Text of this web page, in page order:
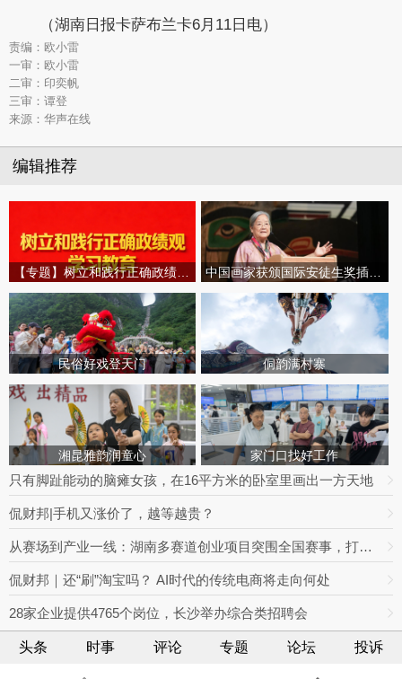
（湖南日报卡萨布兰卡6月11日电）
责编：欧小雷
一审：欧小雷
二审：印奕帆
三审：谭登
来源：华声在线
编辑推荐
民俗好戏登天门 侗韵满村寨
湘昆雅韵润童心 家门口找好工作
只有脚趾能动的脑瘫女孩，在16平方米的卧室里画出一方天地
侃财邦|手机又涨价了，越等越贵？
从赛场到产业一线：湖南多赛道创业项目突围全国赛事，打通创业就业双向通道
侃财邦｜还“刷”淘宝吗？ AI时代的传统电商将走向何处
28家企业提供4765个岗位，长沙举办综合类招聘会
头条 时事 评论 专题 论坛 投诉